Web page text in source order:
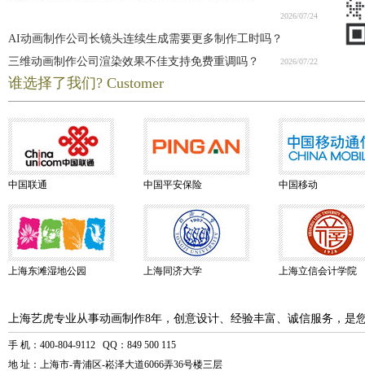
2026/07/24
AI动画制作公司长镜头连续生成需要更多制作工时吗？
2026/07/22
三维动画制作公司渲染效果不佳支持免费重调吗？
谁选择了我们? Customer
中国联通 中国平安保险 中国移动
上海东滩湿地公园 上海同济大学 上海立信会计学院
上海艺虎专业从事动画制作8年，创意设计、经验丰富、诚信服务，是
手 机：400-804-9112 QQ：849 500 115
地 址：上海市-青浦区-崧泽大道6066弄36号楼三层